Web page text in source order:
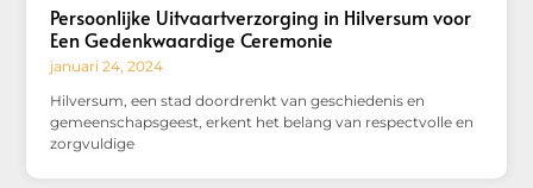
Persoonlijke Uitvaartverzorging in Hilversum voor
Een Gedenkwaardige Ceremonie
januari 24, 2024
Hilversum, een stad doordrenkt van geschiedenis en
gemeenschapsgeest, erkent het belang van respectvolle en
zorgvuldige